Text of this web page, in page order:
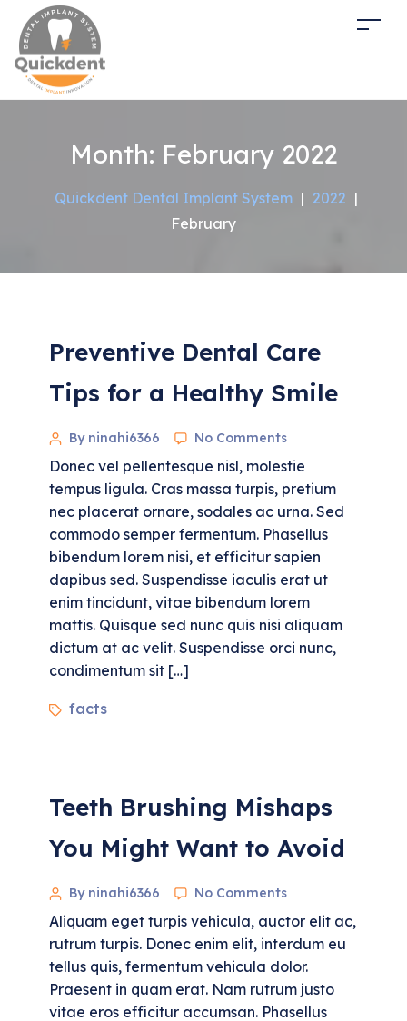
Month: February 2022
Quickdent Dental Implant System | 2022 |
February
Preventive Dental Care
Tips for a Healthy Smile
By ninahi6366 No Comments
Donec vel pellentesque nisl, molestie
tempus ligula. Cras massa turpis, pretium
nec placerat ornare, sodales ac urna. Sed
commodo semper fermentum. Phasellus
bibendum lorem nisi, et efficitur sapien
dapibus sed. Suspendisse iaculis erat ut
enim tincidunt, vitae bibendum lorem
mattis. Quisque sed nunc quis nisi aliquam
dictum at ac velit. Suspendisse orci nunc,
condimentum sit […]
facts
Teeth Brushing Mishaps
You Might Want to Avoid
By ninahi6366 No Comments
Aliquam eget turpis vehicula, auctor elit ac,
rutrum turpis. Donec enim elit, interdum eu
tellus quis, fermentum vehicula dolor.
Praesent in quam erat. Nam rutrum justo
vitae eros efficitur accumsan. Phasellus